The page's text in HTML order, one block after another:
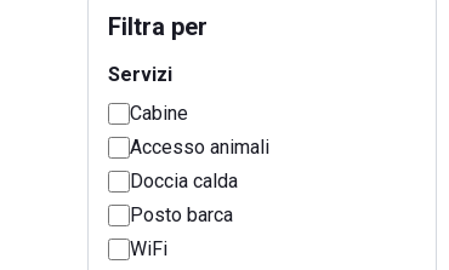
Filtra per
Servizi
Cabine
Accesso animali
Doccia calda
Posto barca
WiFi